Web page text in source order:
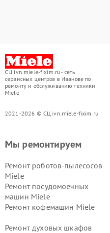
СЦ ivn.miele-fixim.ru - сеть
сервисных центров в Иванове по
ремонту и обслуживанию техники
Miele
2021-2026 © СЦ ivn.miele-fixim.ru
Мы ремонтируем
Ремонт роботов-пылесосов
Miele
Ремонт посудомоечных
машин Miele
Ремонт кофемашин Miele
Ремонт духовых шкафов